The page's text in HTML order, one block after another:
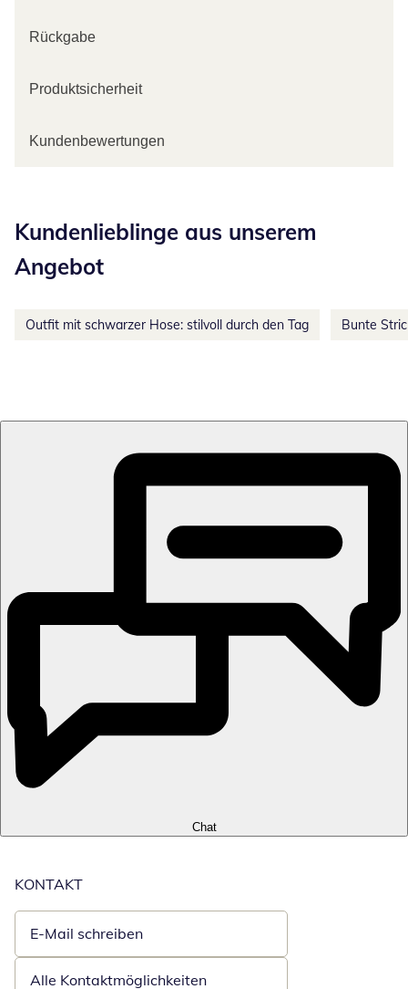
Rückgabe
Produktsicherheit
Kundenbewertungen
Kundenlieblinge aus unserem
Angebot
Outfit mit schwarzer Hose: stilvoll durch den Tag Bunte
Chat
KONTAKT
E-Mail schreiben
Öffnet E-Mail-Client
Alle Kontaktmöglichkeiten